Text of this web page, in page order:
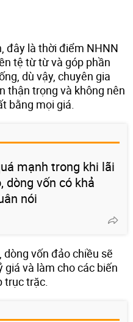
đây là thời điểm NHNN
tệ từ từ và góp phần
dù vậy, chuyên gia
thận trọng và không nên
bằng mọi giá.
mạnh trong khi lãi
dòng vốn có khả
nói
vốn đảo chiều sẽ
và làm cho các biến
trục trặc.